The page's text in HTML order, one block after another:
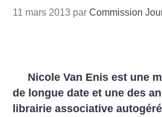
11 mars 2013 parCommission
Nicole Van Enis est une
de longue date et une des
librairie associative